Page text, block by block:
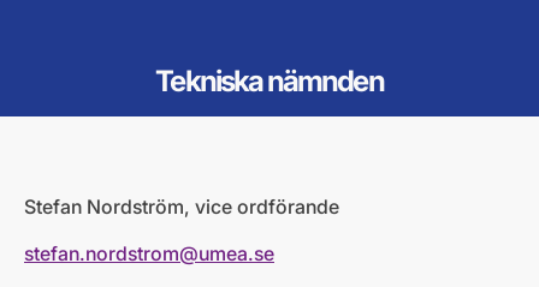
Tekniska nämnden
Stefan Nordström, vice ordförande
stefan.nordstrom@umea.se